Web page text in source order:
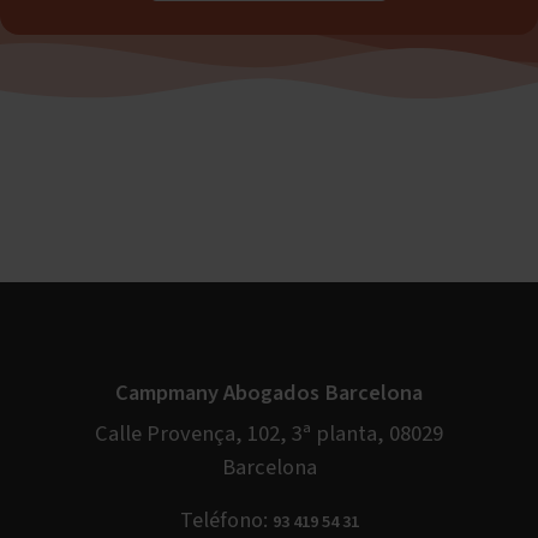
Campmany Abogados Barcelona
Calle Provença, 102, 3ª planta, 08029
Barcelona
Teléfono: 93 419 54 31